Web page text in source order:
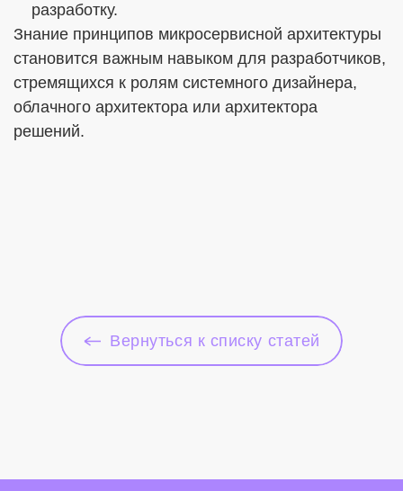
разработку.
Знание принципов микросервисной архитектуры
становится важным навыком для разработчиков,
стремящихся к ролям системного дизайнера,
облачного архитектора или архитектора
решений.
Вернуться к списку статей